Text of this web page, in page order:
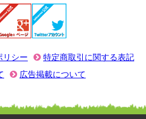
リシー
特定商取引に関する表記
広告掲載について